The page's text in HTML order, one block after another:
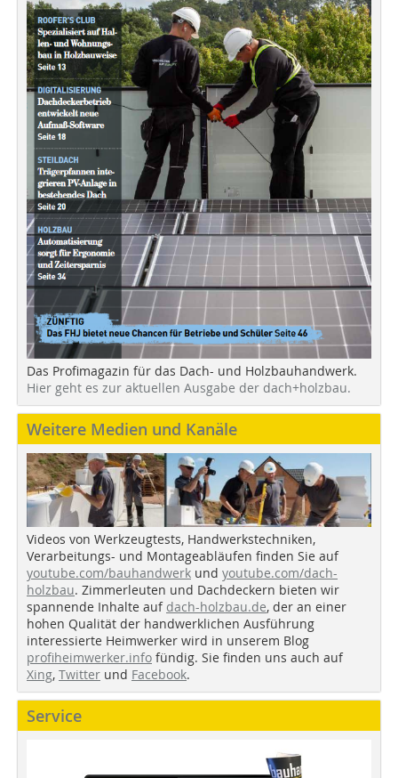
Das Profimagazin für das Dach- und Holzbauhandwerk.
Hier geht es zur aktuellen Ausgabe der dach+holzbau.
Weitere Medien und Kanäle
Videos von Werkzeugtests, Handwerkstechniken,
Verarbeitungs- und Montageabläufen finden Sie auf
youtube.com/bauhandwerk und youtube.com/dach-
holzbau. Zimmerleuten und Dachdeckern bieten wir
spannende Inhalte auf dach-holzbau.de, der an einer
hohen Qualität der handwerklichen Ausführung
interessierte Heimwerker wird in unserem Blog
profiheimwerker.info fündig. Sie finden uns auch auf
Xing, Twitter und Facebook.
Service